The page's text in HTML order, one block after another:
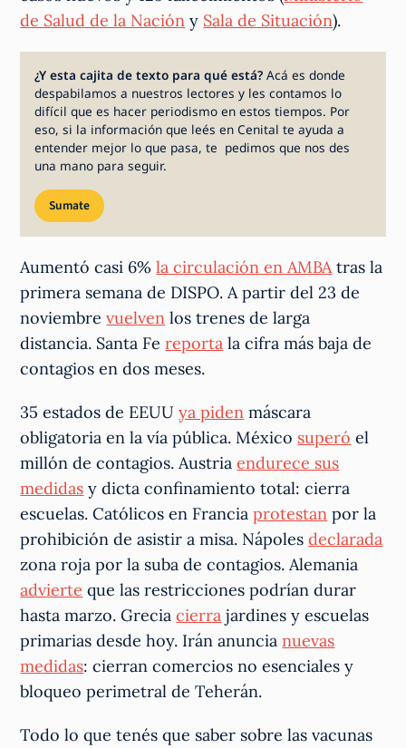
de Salud de la Nación y Sala de Situación).
¿Y esta cajita de texto para qué está?Acá es donde
despabilamos a nuestros lectores y les contamos lo
difícil que es hacer periodismo en estos tiempos. Por
eso, si la información que leés en Cenital te ayuda a
entender mejor lo que pasa, te pedimos que nos des
una mano para seguir.
Sumate
Aumentó casi 6%la circulación en AMBAtras la
primera semana de DISPO. A partir del 23 de
noviembrevuelven los trenes de larga
distancia. Santa Fereporta la cifra más baja de
contagios en dos meses.
35 estados de EEUUya piden máscara
obligatoria en la vía pública. México superó el
millón de contagios. Austriaendurece sus
medidas y dicta confinamiento total: cierra
escuelas. Católicos en Franciaprotestan por la
prohibición de asistir a misa. Nápolesdeclarada
zona roja por la suba de contagios. Alemania
advierte que las restricciones podrían durar
hasta marzo. Greciacierra jardines y escuelas
primarias desde hoy. Irán anuncianuevas
medidas: cierran comercios no esenciales y
bloqueo perimetral de Teherán.
Todo lo que tenés que saber sobre las vacunas